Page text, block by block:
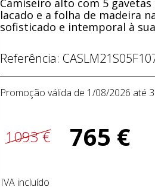
Camiseiro alto com 5
lacado e a folha de madeira
sofisticado e intemporal à
Referência:
Promoção válida de 1/08/2026 até
1093 € 765 €
IVA incluído